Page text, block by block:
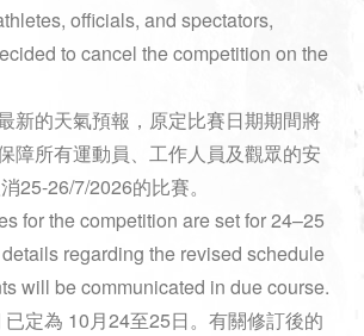
officials, and spectators,
to cancel the competition on the
新的天氣預報，原定比賽日期期間將
障所有運動員、工作人員及觀眾的安
25-26/7/2026的比賽。
for the competition are set for 24–25
regarding the revised schedule
will be communicated in due course.
定為 10月24至25日。有關修訂後的